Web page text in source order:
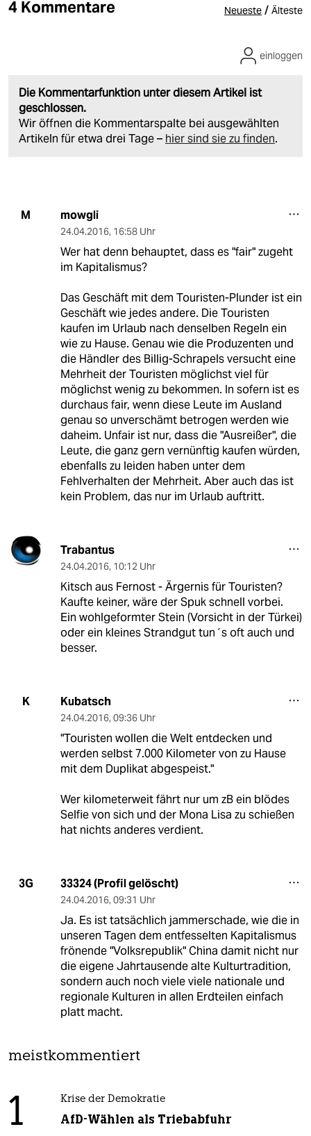
4 Kommentare Neueste / Älteste
Die Kommentarfunktion unter diesem Artikel ist
geschlossen.
Wir öffnen die Kommentarspalte bei ausgewählten
Artikeln für etwa drei Tage – hier sind sie zu finden.
einloggen
M mowgli
24.04.2016, 16:58 Uhr
Wer hat denn behauptet, dass es "fair" zugeht
im Kapitalismus?
Das Geschäft mit dem Touristen-Plunder ist ein
Geschäft wie jedes andere. Die Touristen
kaufen im Urlaub nach denselben Regeln ein
wie zu Hause. Genau wie die Produzenten und
die Händler des Billig-Schrapels versucht eine
Mehrheit der Touristen möglichst viel für
möglichst wenig zu bekommen. In sofern ist es
durchaus fair, wenn diese Leute im Ausland
genau so unverschämt betrogen werden wie
daheim. Unfair ist nur, dass die "Ausreißer", die
Leute, die ganz gern vernünftig kaufen würden,
ebenfalls zu leiden haben unter dem
Fehlverhalten der Mehrheit. Aber auch das ist
kein Problem, das nur im Urlaub auftritt.
Trabantus
24.04.2016, 10:12 Uhr
Kitsch aus Fernost - Ärgernis für Touristen?
Kaufte keiner, wäre der Spuk schnell vorbei.
Ein wohlgeformter Stein (Vorsicht in der Türkei)
oder ein kleines Strandgut tun´s oft auch und
besser.
K Kubatsch
24.04.2016, 09:36 Uhr
"Touristen wollen die Welt entdecken und
werden selbst 7.000 Kilometer von zu Hause
mit dem Duplikat abgespeist."
Wer kilometerweit fährt nur um zB ein blödes
Selfie von sich und der Mona Lisa zu schießen
hat nichts anderes verdient.
3G 33324 (Profil gelöscht)
24.04.2016, 09:31 Uhr
Ja. Es ist tatsächlich jammerschade, wie die in
unseren Tagen dem entfesselten Kapitalismus
frönende "Volksrepublik" China damit nicht nur
die eigene Jahrtausende alte Kulturtradition,
sondern auch noch viele viele nationale und
regionale Kulturen in allen Erdteilen einfach
platt macht.
meistkommentiert
1 Krise der Demokratie
AfD-Wählen als Triebabfuhr